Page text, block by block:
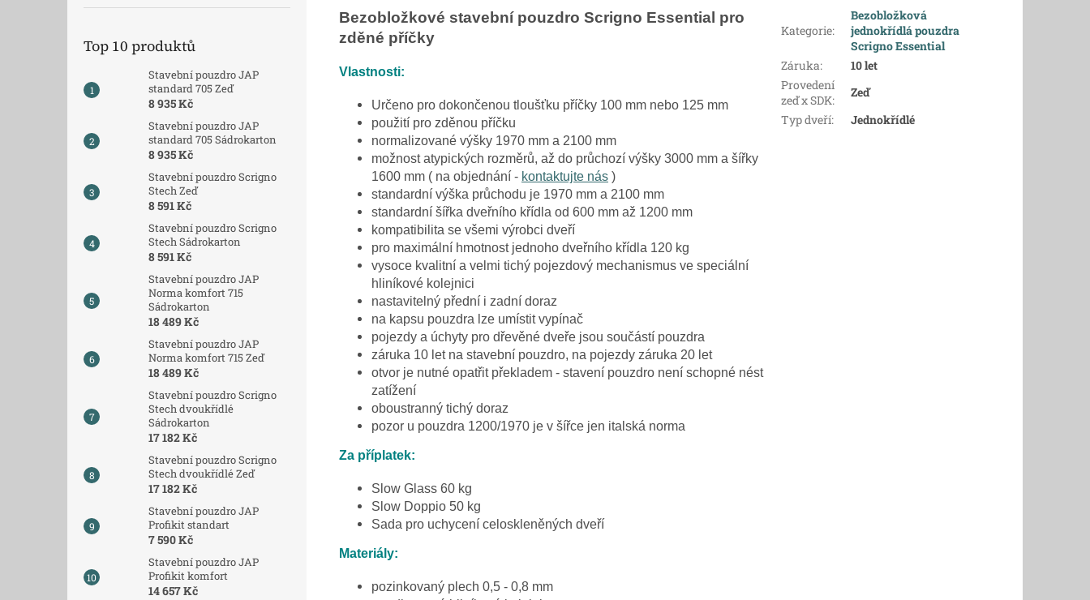
Top 10 produktů
Stavební pouzdro JAP
standard 705 Zeď
8 935 Kč
Stavební pouzdro JAP
standard 705 Sádrokarton
8 935 Kč
Stavební pouzdro Scrigno
Stech Zeď
8 591 Kč
Stavební pouzdro Scrigno
Stech Sádrokarton
8 591 Kč
Stavební pouzdro JAP
Norma komfort 715
Sádrokarton
18 489 Kč
Stavební pouzdro JAP
Norma komfort 715 Zeď
18 489 Kč
Stavební pouzdro Scrigno
Stech dvoukřídlé
Sádrokarton
17 182 Kč
Stavební pouzdro Scrigno
Stech dvoukřídlé Zeď
17 182 Kč
Stavební pouzdro JAP
Profikit standart
7 590 Kč
Stavební pouzdro JAP
Profikit komfort
14 657 Kč
Bezobložkové stavební pouzdro Scrigno Essential pro
zděné příčky
Vlastnosti:
Určeno pro dokončenou tloušťku příčky 100 mm nebo 125 mm
použití pro zděnou příčku
normalizované výšky 1970 mm a 2100 mm
možnost atypických rozměrů, až do průchozí výšky 3000 mm a šířky
1600 mm ( na objednání - kontaktujte nás )
standardní výška průchodu je 1970 mm a 2100 mm
standardní šířka dveřního křídla od 600 mm až 1200 mm
kompatibilita se všemi výrobci dveří
pro maximální hmotnost jednoho dveřního křídla 120 kg
vysoce kvalitní a velmi tichý pojezdový mechanismus ve speciální
hliníkové kolejnici
nastavitelný přední i zadní doraz
na kapsu pouzdra lze umístit vypínač
pojezdy a úchyty pro dřevěné dveře jsou součástí pouzdra
záruka 10 let na stavební pouzdro, na pojezdy záruka 20 let
otvor je nutné opatřit překladem - stavení pouzdro není schopné nést
zatížení
oboustranný tichý doraz
pozor u pouzdra 1200/1970 je v šířce jen italská norma
Za příplatek:
Slow Glass 60 kg
Slow Doppio 50 kg
Sada pro uchycení celoskleněných dveří
Materiály:
pozinkovaný plech 0,5 - 0,8 mm
Kategorie:
Bezobložková
jednokřídlá pouzdra
Scrigno Essential
Záruka:
10 let
Provedení
zeď x SDK:
Zeď
Typ dveří: Jednokřídlé